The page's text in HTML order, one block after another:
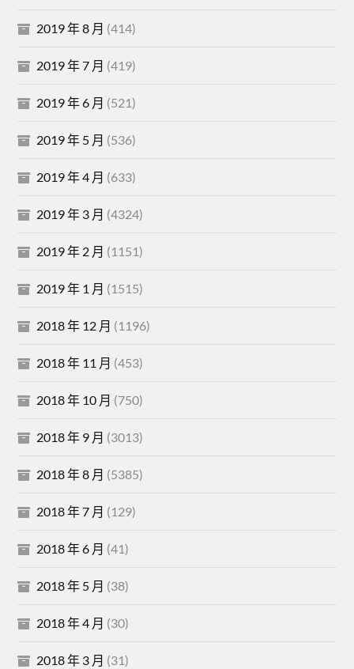
2019 年 8 月 (414)
2019 年 7 月 (419)
2019 年 6 月 (521)
2019 年 5 月 (536)
2019 年 4 月 (633)
2019 年 3 月 (4324)
2019 年 2 月 (1151)
2019 年 1 月 (1515)
2018 年 12 月 (1196)
2018 年 11 月 (453)
2018 年 10 月 (750)
2018 年 9 月 (3013)
2018 年 8 月 (5385)
2018 年 7 月 (129)
2018 年 6 月 (41)
2018 年 5 月 (38)
2018 年 4 月 (30)
2018 年 3 月 (31)